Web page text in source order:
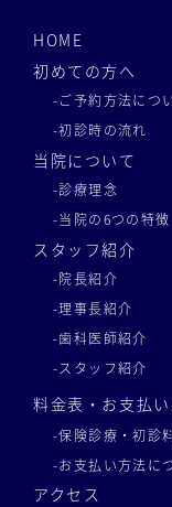
HOME
初めての方へ
-ご予約方法につ
-初診時の流れ
当院について
-診療理念
-当院の6つの特徴
スタッフ紹介
-院長紹介
-理事長紹介
-歯科医師紹介
-スタッフ紹介
料金表・お支払
-保険診療・初診
-お支払い方法に
アクセス